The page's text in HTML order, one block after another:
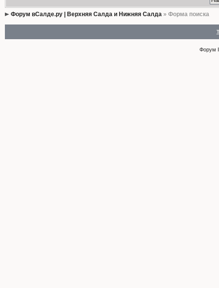
Форум вСалде.ру | Верхняя Салда и Нижняя Салда» Форма поиска
Форум